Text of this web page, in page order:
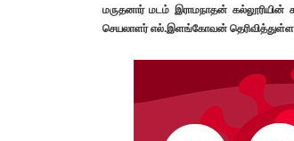
மருதனார் மடம் இராமநாதன்
செயலாளர் எல்.இளங்கோவன்